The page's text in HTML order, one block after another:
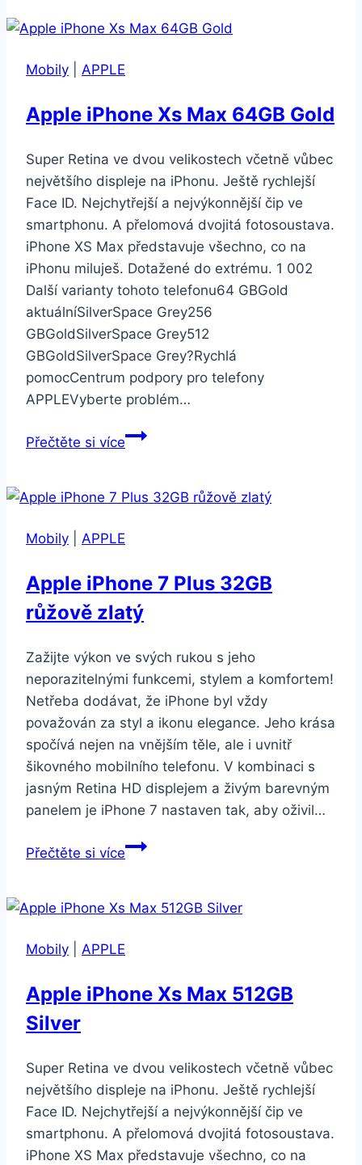
128GB
Mobily
APPLE
Apple iPhone Xs Max 64GB Gold
Super Retina ve dvou velikostech včetně vůbec
největšího displeje na iPhonu. Ještě rychlejší
Face ID. Nejchytřejší a nejvýkonnější čip ve
smartphonu. A přelomová dvojitá fotosoustava.
iPhone XS Max představuje všechno, co na
iPhonu miluješ. Dotažené do extrému. 1 002
Další varianty tohoto telefonu64 GBGold
aktuálníSilverSpace Grey256
GBGoldSilverSpace Grey512
GBGoldSilverSpace Grey?Rychlá
pomocCentrum podpory pro telefony
APPLEVyberte problém…
Přečtěte si víceApple
Max
Gold
Mobily APPLE
Apple iPhone 7 Plus 32GB
růžově zlatý
Zažijte výkon ve svých rukou s jeho
neporazitelnými funkcemi, stylem a komfortem!
Netřeba dodávat, že iPhone byl vždy
považován za styl a ikonu elegance. Jeho krása
spočívá nejen na vnějším těle, ale i uvnitř
šikovného mobilního telefonu. V kombinaci s
jasným Retina HD displejem a živým barevným
panelem je iPhone 7 nastaven tak, aby oživil…
Přečtěte si víceApple
Plus
růžově
Mobily APPLE
Apple iPhone Xs Max 512GB
Silver
Super Retina ve dvou velikostech včetně vůbec
největšího displeje na iPhonu. Ještě rychlejší
Face ID. Nejchytřejší a nejvýkonnější čip ve
smartphonu. A přelomová dvojitá fotosoustava.
iPhone XS Max představuje všechno, co na